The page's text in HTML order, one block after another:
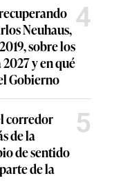
Neuhaus,
sobre los
y en qué
Gobierno
4
corredor
de la
de sentido
de la
5